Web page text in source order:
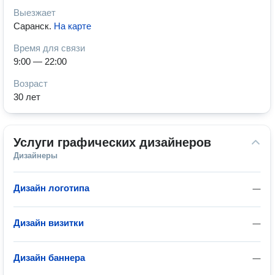
Выезжает
Саранск. На карте
Время для связи
9:00 — 22:00
Возраст
30 лет
Услуги графических дизайнеров
Дизайнеры
—
Дизайн логотипа
—
Дизайн визитки
—
Дизайн баннера